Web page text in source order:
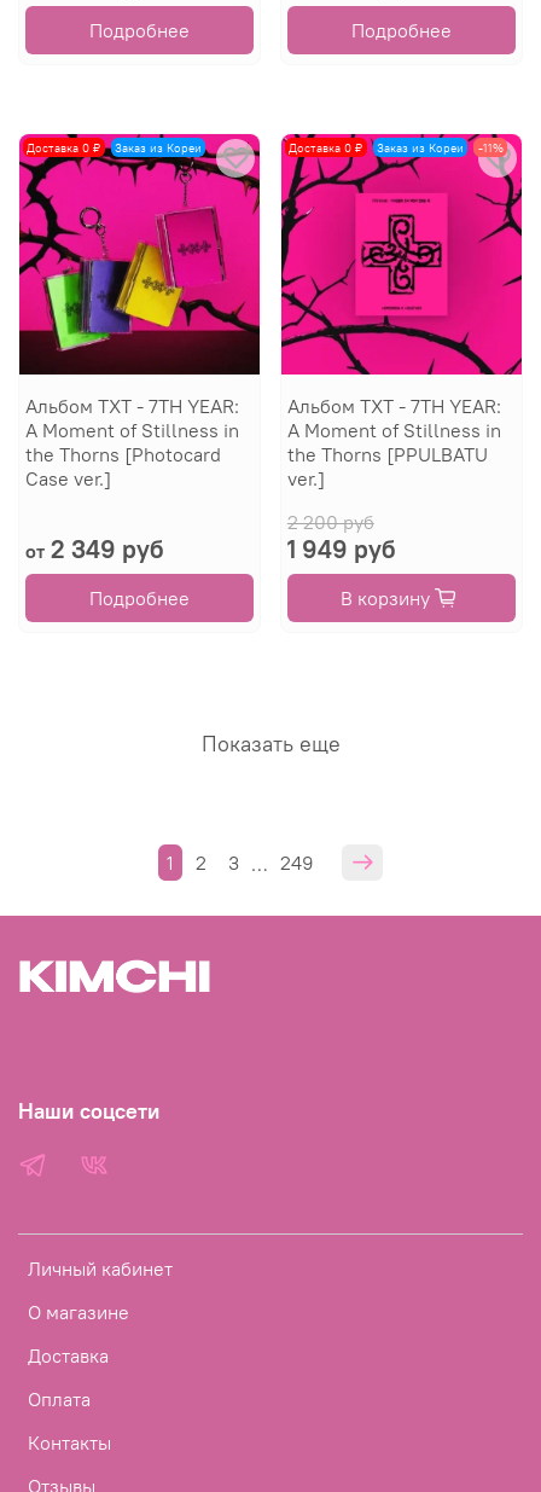
Подробнее Подробнее
Доставка 0 ₽ Заказ из Кореи
Альбом TXT - 7TH YEAR:
A Moment of Stillness in
the Thorns [Photocard
Case ver.]
от2 349 руб
Подробнее
Доставка 0 ₽ Заказ из Кореи -11%
Альбом TXT - 7TH YEAR:
A Moment of Stillness in
the Thorns [PPULBATU
ver.]
2 200 руб
1 949 руб
В корзину
Показать еще
1 2 3 … 249
Личный кабинет
О магазине
Доставка
Оплата
Контакты
Отзывы
Наши соцсети